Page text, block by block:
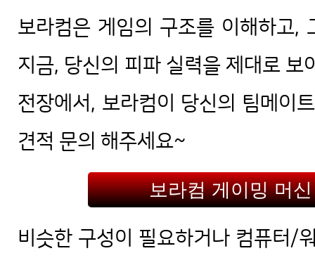
보라컴은 게임의 구조를 이해하고,
지금, 당신의 피파 실력을 제대로
전장에서, 보라컴이 당신의 팀메이
견적 문의 해주세요~
보라컴 게이밍 머
비슷한 구성이 필요하거나 컴퓨터/